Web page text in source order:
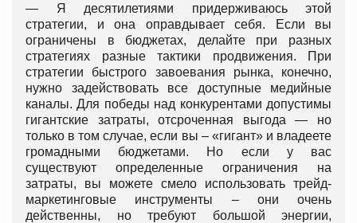
— Я десятилетиями придерживаюсь этой
стратегии, и она оправдывает себя. Если вы
ограничены в бюджетах, делайте при разных
стратегиях разные тактики продвижения. При
стратегии быстрого завоевания рынка, конечно,
нужно задействовать все доступные медийные
каналы. Для победы над конкурентами допустимы
гигантские затраты, отсроченная выгода — но
только в том случае, если вы – «гигант» и владеете
громадными бюджетами. Но если у вас
существуют определенные ограничения на
затраты, вы можете смело использовать трейд-
маркетинговые инструменты – они очень
действенны, но требуют большой энергии,